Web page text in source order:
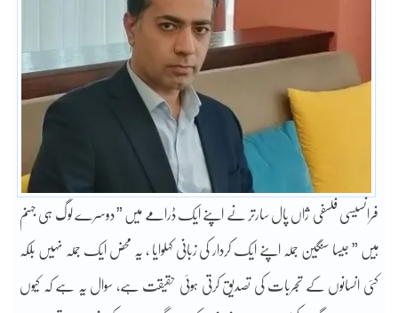
فرانسیسی فلسفی ژاں پال سارتر نے اپنے ایک ڈرامے میں ” دوسرے لوگ ہی جہنم
ہیں ” جیسا سنگین جملہ اپنے ایک کردار کی زبانی کہلوایا ، یہ محض ایک جملہ نہیں بلکہ
کئی انسانوں کے تجربات کی تصدیق کرتی ہوئی حقیقت ہے، سوال یہ ہے کہ کیوں